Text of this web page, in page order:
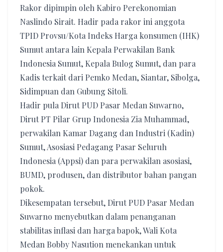
Rakor dipimpin oleh Kabiro Perekonomian
Naslindo Sirait. Hadir pada rakor ini anggota
TPID Provsu/Kota Indeks Harga konsumen (IHK)
Sumut antara lain Kepala Perwakilan Bank
Indonesia Sumut, Kepala Bulog Sumut, dan para
Kadis terkait dari Pemko Medan, Siantar, Sibolga,
Sidimpuan dan Gubung Sitoli.
Hadir pula Dirut PUD Pasar Medan Suwarno,
Dirut PT Pilar Grup Indonesia Zia Muhammad,
perwakilan Kamar Dagang dan Industri (Kadin)
Sumut, Asosiasi Pedagang Pasar Seluruh
Indonesia (Appsi) dan para perwakilan asosiasi,
BUMD, produsen, dan distributor bahan pangan
pokok.
Dikesempatan tersebut, Dirut PUD Pasar Medan
Suwarno menyebutkan dalam penanganan
stabilitas inflasi dan harga bapok, Wali Kota
Medan Bobby Nasution menekankan untuk